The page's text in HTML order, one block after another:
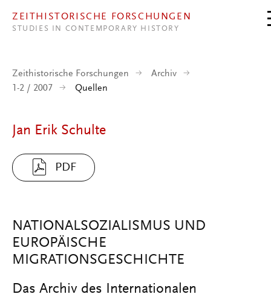
ZEITHISTORISCHE FORSCHUNGEN
STUDIES IN CONTEMPORARY HISTORY
Zeithistorische Forschungen
Archiv
1-2 / 2007
Quellen
Jan Erik Schulte
PDF
NATIONALSOZIALISMUS UND
EUROPÄISCHE
MIGRATIONSGESCHICHTE
Das Archiv des Internationalen